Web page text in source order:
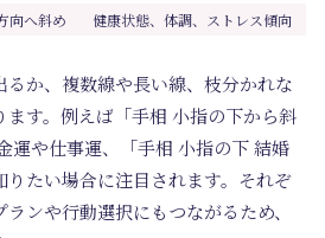
向へ斜め 健康状態、体調、ストレス傾向
か、複数線や長い線、枝分かれな
ます。例えば「手相 小指の下から斜
運や仕事運、「手相 小指の下 結婚
たい場合に注目されます。それぞ
ンや行動選択にもつながるため、